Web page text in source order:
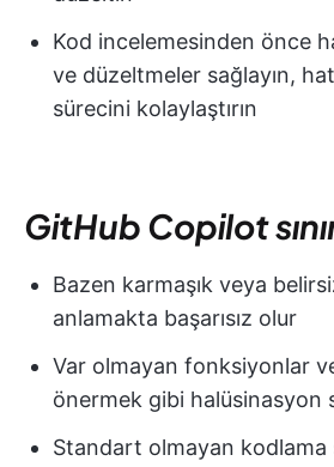
Kod incelemesinden önce
ve düzeltmeler sağlayın,
sürecini kolaylaştırın
GitHub Copilot
Bazen karmaşık veya
anlamakta başarısız olur
Var olmayan fonksiyonlar
önermek gibi halüsinasyon
Standart olmayan kodlama